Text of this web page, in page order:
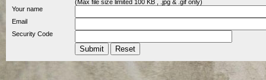
(Max file size limited 100 KB , .jpg & .gif only)
Your name
Email
Security Code